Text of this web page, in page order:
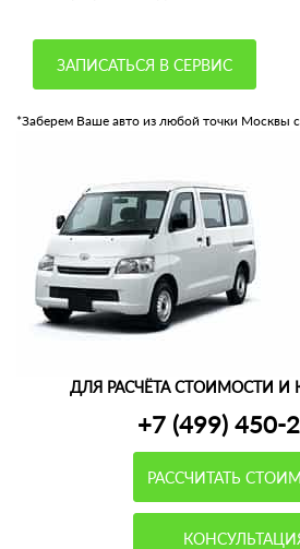
ЗАПИСАТЬСЯ В СЕРВИС
*Заберем Ваше авто из любой точки Москвы
ДЛЯ РАСЧЁТА СТОИМОСТИ И
+7 (499) 450-
РАССЧИТАТЬ